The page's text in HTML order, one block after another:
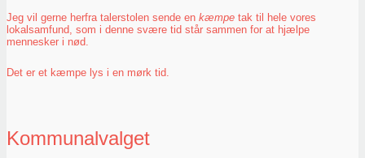
Jeg vil gerne herfra talerstolen sende en kæmpe tak til hele vores
lokalsamfund, som i denne svære tid står sammen for at hjælpe
mennesker i nød.
Det er et kæmpe lys i en mørk tid.
Kommunalvalget